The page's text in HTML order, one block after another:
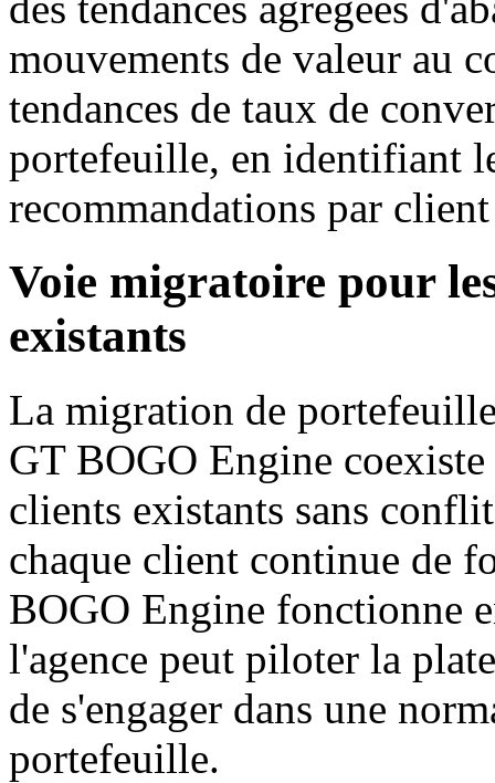
mouvements de valeur au
tendances de taux de
portefeuille, en identifiant
recommandations par
Voie migratoire pour
existants
La migration de
GT BOGO Engine
clients existants sans
chaque client continue de
BOGO Engine fonctionne
l'agence peut piloter la
de s'engager dans une
portefeuille.